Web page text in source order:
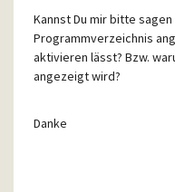
Kannst Du mir bitte
Programmverzeichnis
aktivieren lässt? Bzw.
angezeigt wird?
Danke